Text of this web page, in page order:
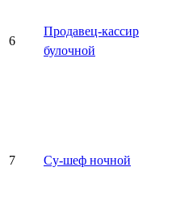
6
Продавец-кассир
булочной
7 Су-шеф ночной